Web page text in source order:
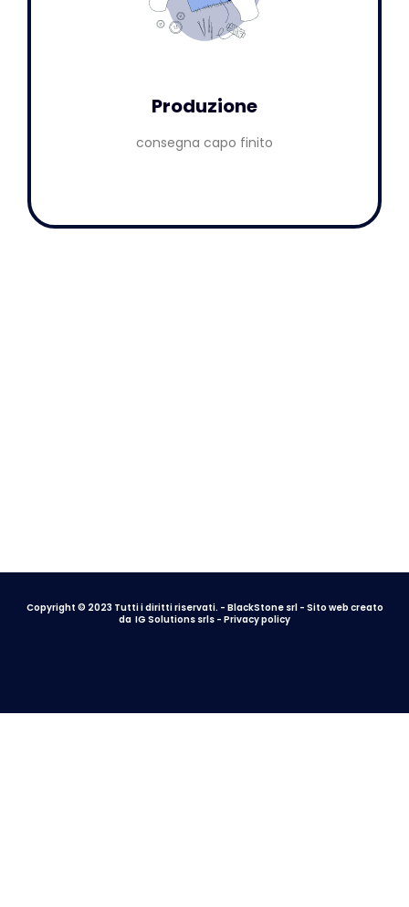
Produzione
consegna capo finito
Copyright © 2023 Tutti i diritti riservati. - BlackStone srl - Sito web creato
da IG Solutions srls - Privacy policy